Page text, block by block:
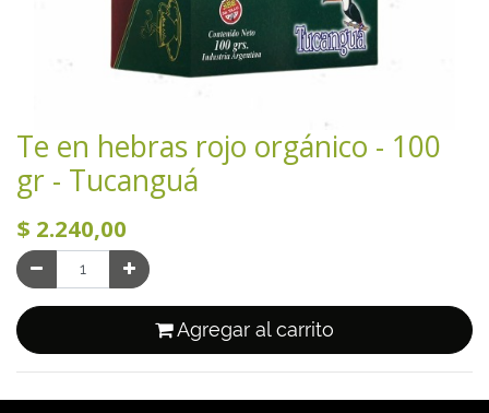
Te en hebras rojo orgánico - 100
gr - Tucanguá
$ 2.240,00
Agregar al carrito